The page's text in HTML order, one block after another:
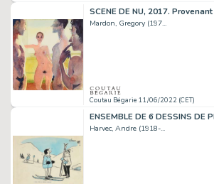
Mardon, Gregory (197...
Coutau Bégarie 11/06/2022 (CET)
Harvec, Andre (1918-...